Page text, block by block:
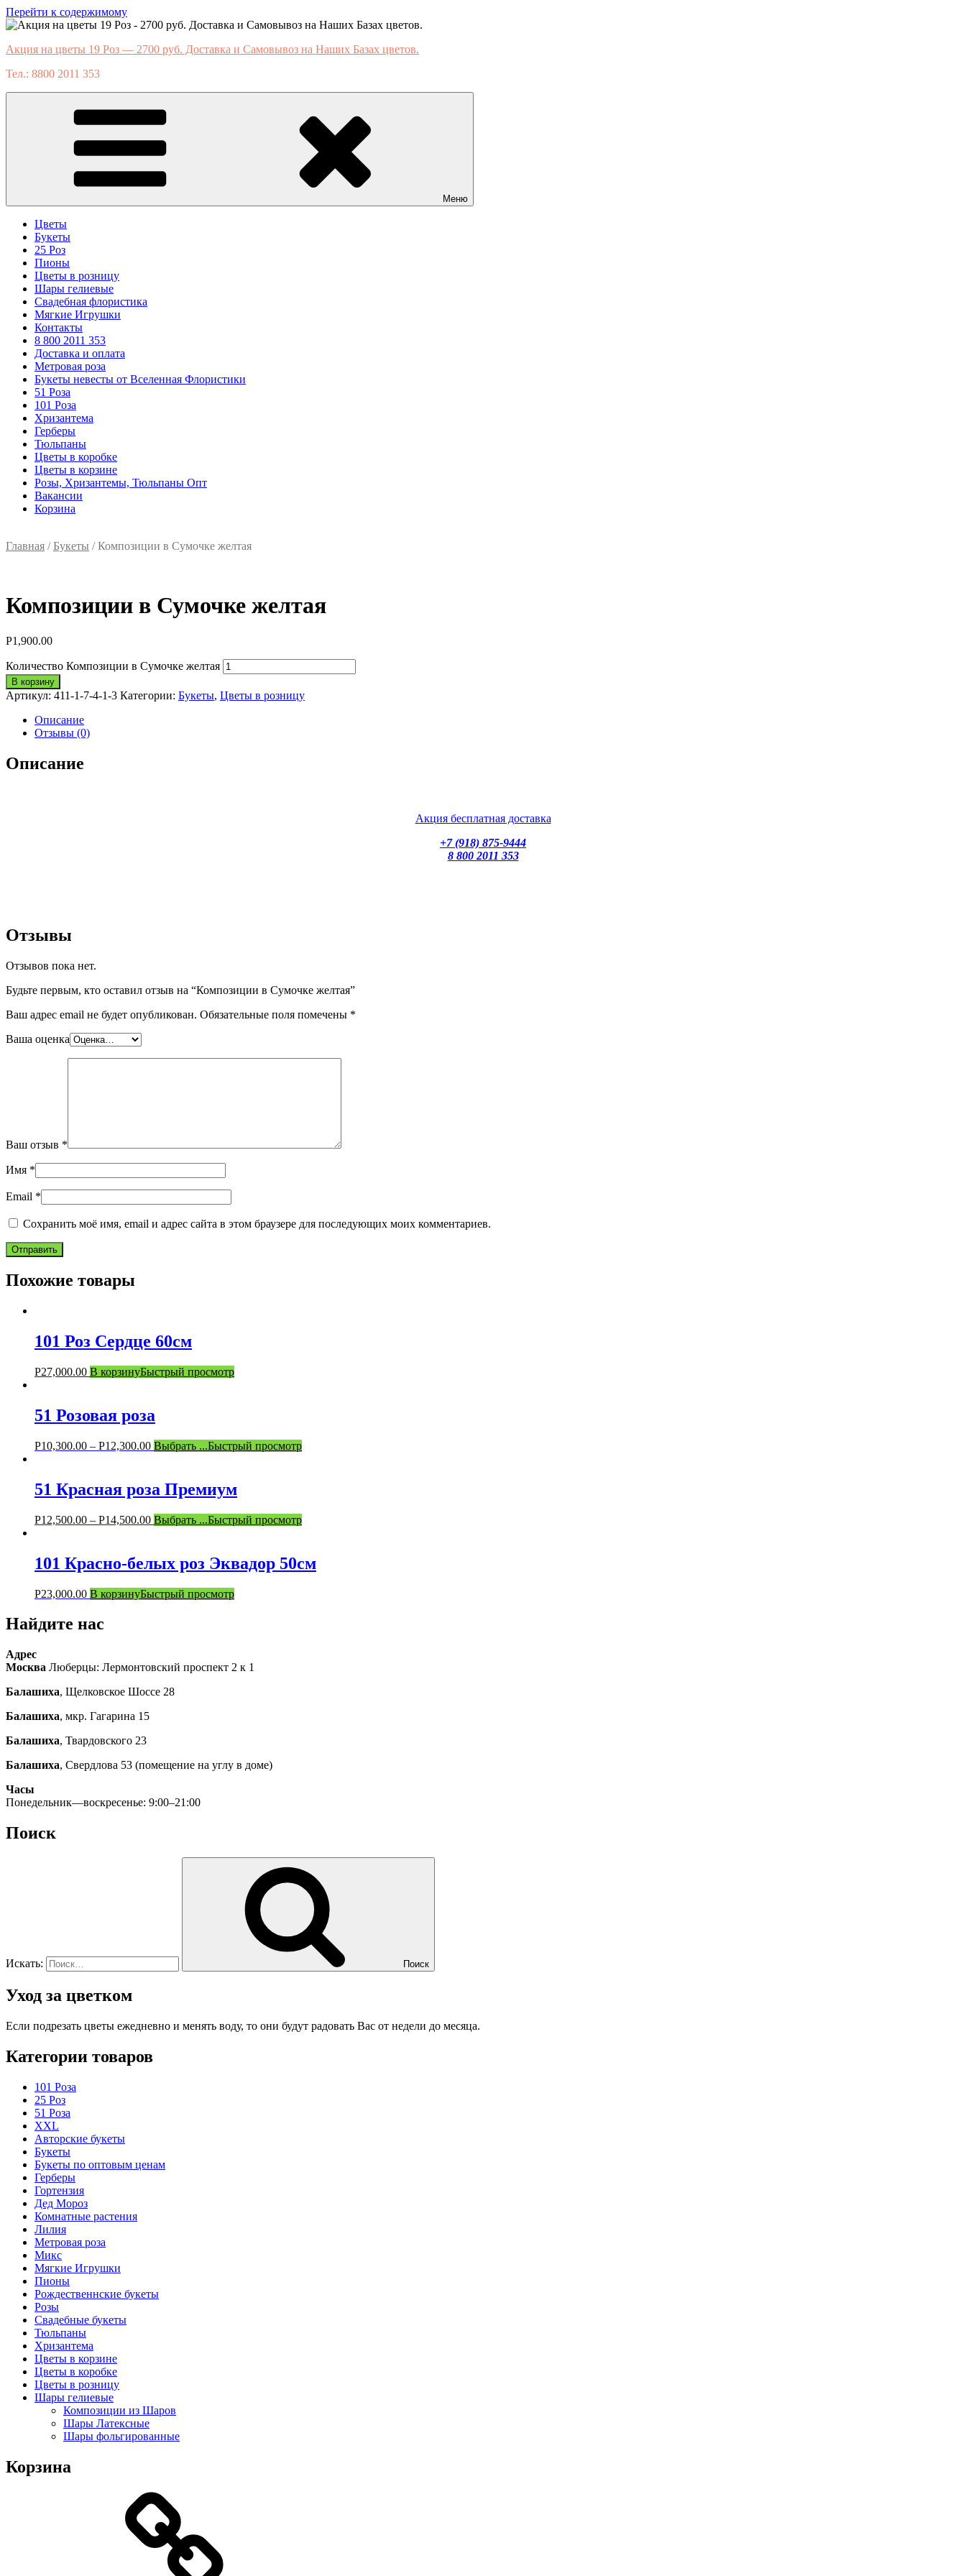
Перейти к содержимому
Акция на цветы 19 Роз — 2700 руб. Доставка и Самовывоз на Наших Базах цветов.
Тел.: 8800 2011 353
Меню
Цветы
Букеты
25 Роз
Пионы
Цветы в розницу
Шары гелиевые
Свадебная флористика
Мягкие Игрушки
Контакты
8 800 2011 353
Доставка и оплата
Метровая роза
Букеты невесты от Вселенная Флористики
51 Роза
101 Роза
Хризантема
Герберы
Тюльпаны
Цветы в коробке
Цветы в корзине
Розы, Хризантемы, Тюльпаны Опт
Вакансии
Корзина
Главная /Букеты / Композиции в Сумочке желтая
Композиции в Сумочке желтая
Р1,900.00
Количество Композиции в Сумочке желтая
В корзину
Артикул: 411-1-7-4-1-3 Категории: Букеты, Цветы в розницу
Описание
Отзывы (0)
Описание
Акция бесплатная доставка
+7 (918) 875-9444
8 800 2011 353
Отзывы
Отзывов пока нет.
Будьте первым, кто оставил отзыв на “Композиции в Сумочке желтая”
Ваш адрес email не будет опубликован. Обязательные поля помечены *
Ваша оценка
Ваш отзыв *
Имя *
Email *
Сохранить моё имя, email и адрес сайта в этом браузере для последующих моих комментариев.
Похожие товары
101 Роз Сердце 60см
Р27,000.00 В корзинуБыстрый просмотр
51 Розовая роза
Р10,300.00 – Р12,300.00 Выбрать ...Быстрый просмотр
51 Красная роза Премиум
Р12,500.00 – Р14,500.00 Выбрать ...Быстрый просмотр
101 Красно-белых роз Эквадор 50см
Р23,000.00 В корзинуБыстрый просмотр
Найдите нас
Адрес
Москва Люберцы: Лермонтовский проспект 2 к 1
Балашиха, Щелковское Шоссе 28
Балашиха, мкр. Гагарина 15
Балашиха, Твардовского 23
Балашиха, Свердлова 53 (помещение на углу в доме)
Часы
Понедельник—воскресенье: 9:00–21:00
Поиск
Искать: Поиск
Уход за цветком
Если подрезать цветы ежедневно и менять воду, то они будут радовать Вас от недели до месяца.
Категории товаров
101 Роза
25 Роз
51 Роза
XXL
Авторские букеты
Букеты
Букеты по оптовым ценам
Герберы
Гортензия
Дед Мороз
Комнатные растения
Лилия
Метровая роза
Микс
Мягкие Игрушки
Пионы
Рождественнские букеты
Розы
Свадебные букеты
Тюльпаны
Хризантема
Цветы в корзине
Цветы в коробке
Цветы в розницу
Шары гелиевые
Композиции из Шаров
Шары Латексные
Шары фольгированные
Корзина